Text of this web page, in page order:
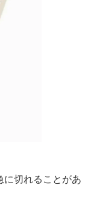
に切れることがあ